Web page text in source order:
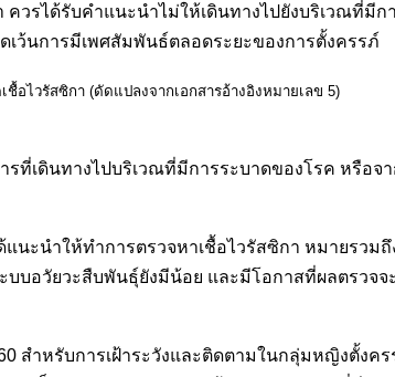
วรได้รับคำแนะนำไม่ให้เดินทางไปยังบริเวณที่มี
ว้นการมีเพศสัมพันธ์ตลอดระยะของการตั้งครรภ์
อไวรัสซิกา (ดัดแปลงจากเอกสารอ้างอิงหมายเลข 5)
ที่เดินทางไปบริเวณที่มีการระบาดของโรค หรือ
นะนำให้ทำการตรวจหาเชื้อไวรัสซิกา หมายรวม
บบอวัยวะสืบพันธุ์ยังมีน้อย และมีโอกาสที่ผลตรวจ
สำหรับการเฝ้าระวังและติดตามในกลุ่มหญิงตั้ง